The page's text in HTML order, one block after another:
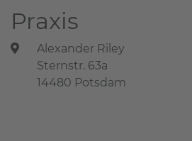
Praxis
Alexander Riley
Sternstr. 63a
14480 Potsdam